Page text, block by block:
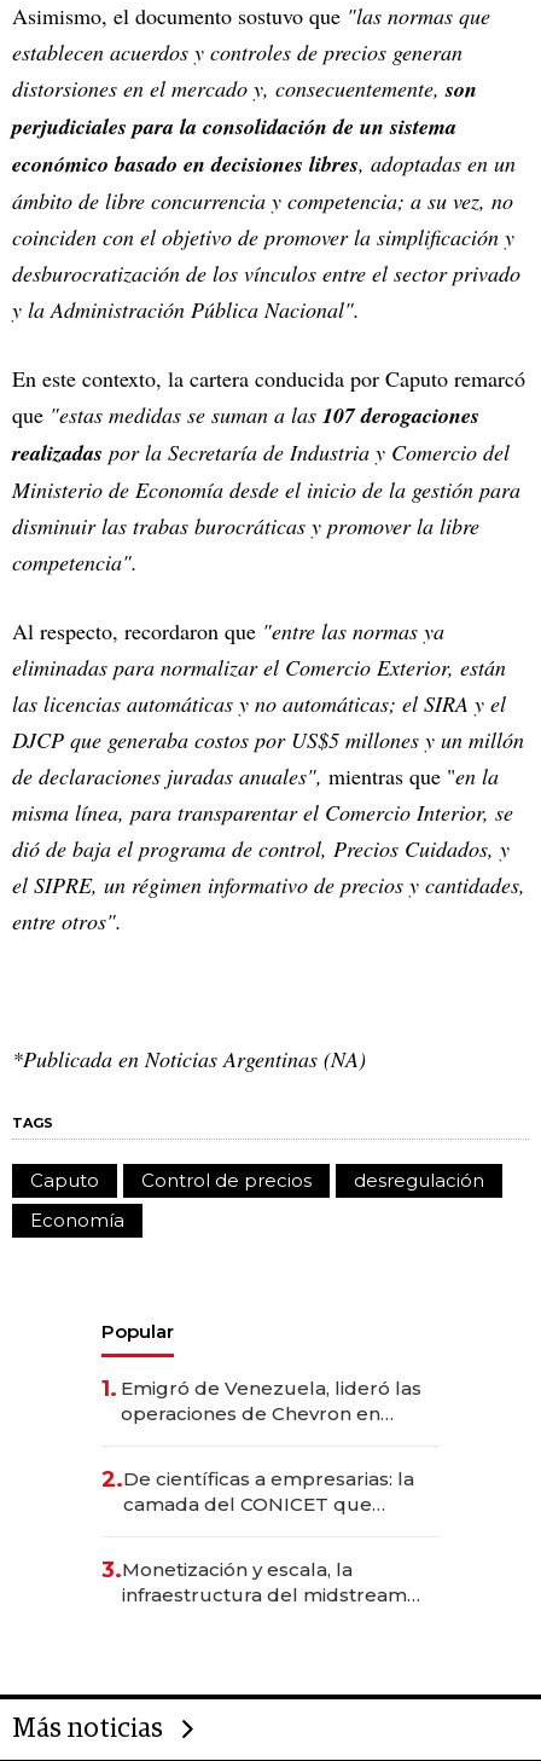
Asimismo, el documento sostuvo que "las normas que
establecen acuerdos y controles de precios generan
distorsiones en el mercado y, consecuentemente,son
perjudiciales para la consolidación de un sistema
económico basado en decisiones libres, adoptadas en un
ámbito de libre concurrencia y competencia; a su vez, no
coinciden con el objetivo de promover la simplificación y
desburocratización de los vínculos entre el sector privado
y la Administración Pública Nacional".
En este contexto, la cartera conducida por Caputo remarcó
que "estas medidas se suman a las 107 derogaciones
realizadas por la Secretaría de Industria y Comercio del
Ministerio de Economía desde el inicio de la gestión para
disminuir las trabas burocráticas y promover la libre
competencia".
Al respecto, recordaron que "entre las normas ya
eliminadas para normalizar el Comercio Exterior, están
las licencias automáticas y no automáticas; el SIRA y el
DJCP que generaba costos por US$5 millones y un millón
de declaraciones juradas anuales", mientras que "en la
misma línea, para transparentar el Comercio Interior, se
dió de baja el programa de control, Precios Cuidados, y
el SIPRE, un régimen informativo de precios y cantidades,
entre otros".
*Publicada en Noticias Argentinas (NA)
TAGS
Caputo Control de precios
desregulación
Economía
Popular
1. Emigró de Venezuela, lideró las
operaciones de Chevron en
2.De científicas a empresarias: la
camada del CONICET que
3.Monetización y escala, la
infraestructura del midstream
Más noticias